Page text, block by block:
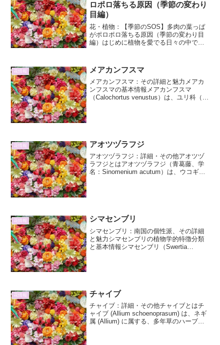
ロポロ落ちる原因（季節の変わり
目編）
花・植物：【季節のSOS】多肉の葉っぱ
がポロポロ落ちる原因（季節の変わり目
編）はじめに植物を愛でる日々の中で、
ています。ぷっくりとした葉や、独特の
フォルムは見ていて飽き...
花情報 メアカンフスマ
メアカンフスマ：その詳細と魅力メアカ
ンフスマの基本情報メアカンフスマ
（Calochortus venustus）は、ユリ科（ま
花情報 アオツヅラフジ
アオツヅラフジ：詳細・その他アオツヅ
ラフジとはアオツヅラフジ（青葛藤、学
名：Sinomenium acutum）は、ウコギ科
花情報 シマセンブリ
シマセンブリ：南国の個性派、その詳細
と魅力シマセンブリの植物学的特徴分類
と基本情報シマセンブリ（Swertia
花情報 チャイブ
チャイブ：詳細・その他チャイブとはチ
ャイブ (Allium schoenoprasum) は、ネギ
属 (Allium) に属する、多年草のハーブで